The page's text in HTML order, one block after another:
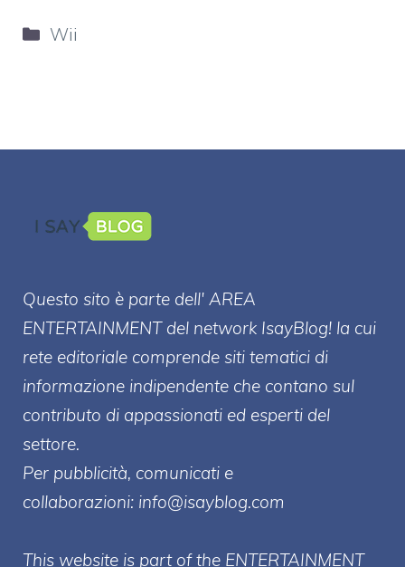
Categorie
Wii
Questo sito è parte dell' AREA
ENTERTAINMENT del network IsayBlog! la cui
rete editoriale comprende siti tematici di
informazione indipendente che contano sul
contributo di appassionati ed esperti del
settore.
Per pubblicità, comunicati e
collaborazioni: info@isayblog.com
This website is part of the ENTERTAINMENT